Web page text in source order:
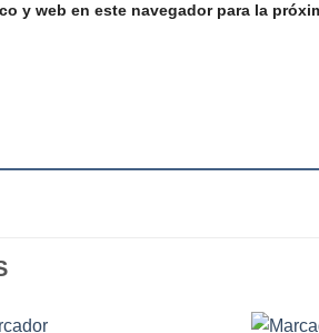
y web en este navegador para la